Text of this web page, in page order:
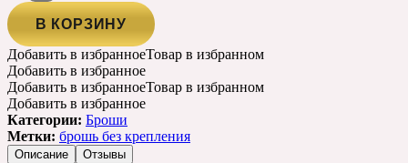
В КОРЗИНУ
Добавить в избранноеТовар в избранном
Добавить в избранное
Добавить в избранноеТовар в избранном
Добавить в избранное
Категории: Броши
Метки: брошь без крепления
Описание
Отзывы